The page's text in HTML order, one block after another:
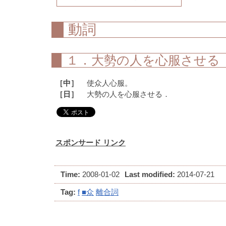
動詞
１．大勢の人を心服させる
［中］
使众人心服。
［日］
大勢の人を心服させる．
スポンサード リンク
Time: 2008-01-02 Last modified: 2014-07-21
Tag: f ■众 離合詞